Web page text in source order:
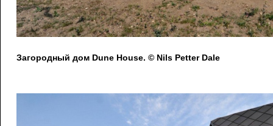
Загородный дом Dune House. © Nils Petter Dale